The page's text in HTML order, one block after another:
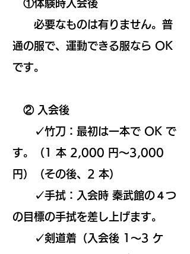
①体験時入会後
必要なものは有りません。普
通の服で、運動できる服なら OK
です。
② 入会後
✓竹刀：最初は一本で OK で
す。（1 本 2,000 円～3,000
円）（その後、2 本）
✓手拭：入会時 秦武館の４つ
の目標の手拭を差し上げます。
✓剣道着（入会後 1～3 ケ